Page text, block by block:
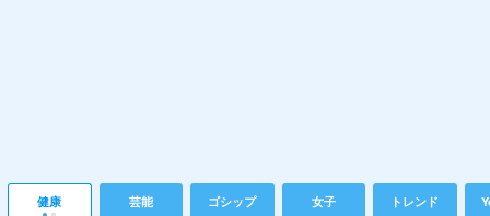
健康 芸能 ゴシップ 女子 トレンド